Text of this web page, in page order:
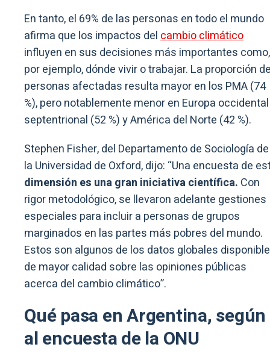
En tanto, el 69% de las personas en todo el mundo
afirma que los impactos delcambio climático
influyen en sus decisiones más importantes como,
por ejemplo, dónde vivir o trabajar. La proporción
personas afectadas resulta mayor en los PMA (74
%), pero notablemente menor en Europa
septentrional (52 %) y América del Norte (42 %).
Stephen Fisher, del Departamento de Sociología de
la Universidad de Oxford, dijo: “Una encuesta de
dimensión es una gran iniciativa científica. Con
rigor metodológico, se llevaron adelante gestiones
especiales para incluir a personas de grupos
marginados en las partes más pobres del mundo.
Estos son algunos de los datos globales
de mayor calidad sobre las opiniones públicas
acerca del cambio climático”.
Qué pasa en Argentina, según
al encuesta de la ONU